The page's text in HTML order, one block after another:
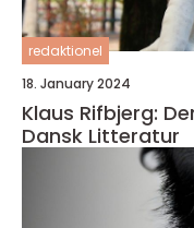
redaktionel
18. January 2024
Klaus Rifbjerg:
Dansk Litteratur